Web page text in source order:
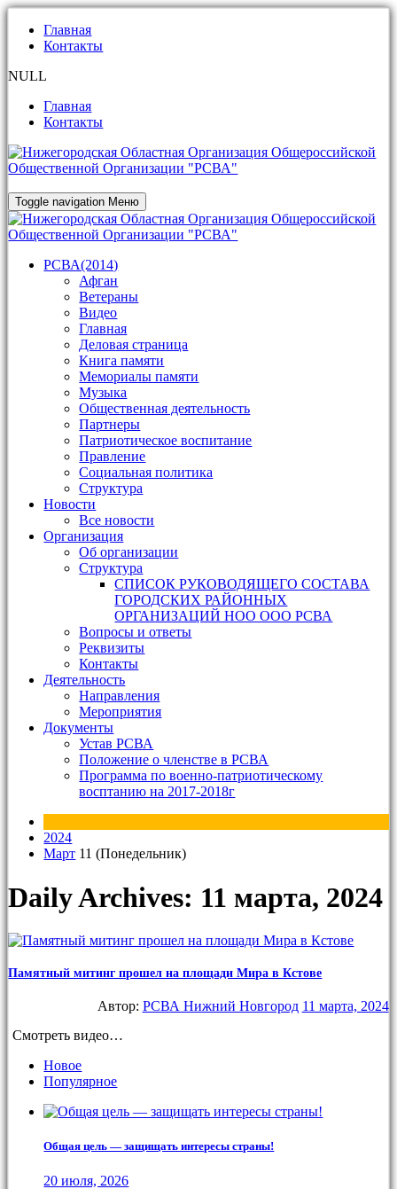
Главная
Контакты
NULL
Главная
Контакты
Toggle navigation Меню
РСВА(2014)
Афган
Ветераны
Видео
Главная
Деловая страница
Книга памяти
Мемориалы памяти
Музыка
Общественная деятельность
Партнеры
Патриотическое воспитание
Правление
Социальная политика
Структура
Новости
Все новости
Организация
Об организации
Структура
СПИСОК РУКОВОДЯЩЕГО СОСТАВА
ГОРОДСКИХ РАЙОННЫХ
ОРГАНИЗАЦИЙ НОО ООО РСВА
Вопросы и ответы
Реквизиты
Контакты
Деятельность
Направления
Мероприятия
Документы
Устав РСВА
Положение о членстве в РСВА
Программа по военно-патриотическому
восптанию на 2017-2018г
2024
Март 11 (Понедельник)
Daily Archives: 11 марта, 2024
Памятный митинг прошел на площади Мира в Кстове
Автор: РСВА Нижний Новгород 11 марта, 2024
Смотреть видео…
Новое
Популярное
Общая цель — защищать интересы страны!
20 июля, 2026